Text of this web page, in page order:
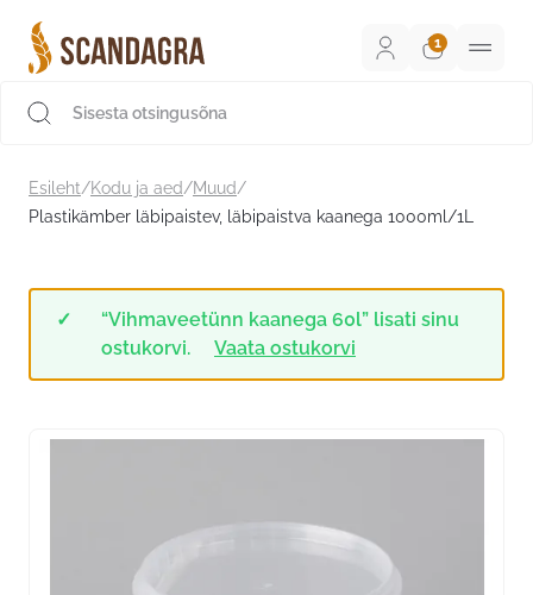
sisu
juurde
Esileht/Kodu ja aed/Muud/
Plastikämber läbipaistev, läbipaistva kaanega 1000ml/1L
“Vihmaveetünn kaanega 60l” lisati sinu
ostukorvi.
Vaata ostukorvi